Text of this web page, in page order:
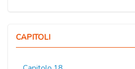
CAPITOLI